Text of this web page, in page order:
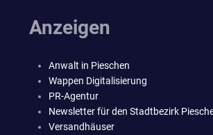
Anzeigen
Anwalt in Pieschen
Wappen Digitalisierung
PR-Agentur
Newsletter für den Stadtbezirk
Versandhäuser